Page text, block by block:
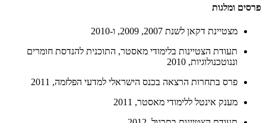
פרסים ומלגות
מצטיינת דקאן לשנת 2007, 2009, ו-2010
תעודת הצטיינות בלימודי מאסטר, התוכנית להנדסת חומרים
וננוטכנולוגיות, 2010
פרס בתחרות הרצאה בכנס הישראלי למדעי הפלזמה, 2011
מענק אינטל ללימודי מאסטר, 2011